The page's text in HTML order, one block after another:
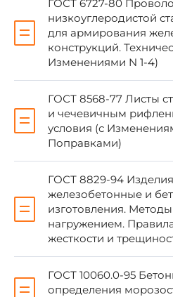
ГОСТ 13015.0-83
ГОСТ 13015.1-81
ГОСТ 13015.3-81
ГОСТ 17624-87
ГОСТ 6727-80
низкоуглеродистой
для армирования
конструкций.
Изменениями N 1-4)
ГОСТ 8568-77 Листы
и чечевичным
условия (с
Поправками)
ГОСТ 8829-94
железобетонные и
изготовления.
нагружением.
жесткости и
ГОСТ 10060.0-95
определения